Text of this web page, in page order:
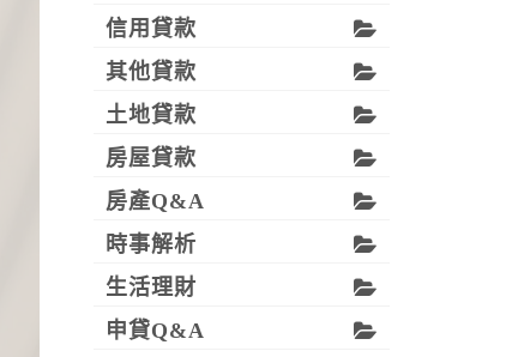
信用貸款
其他貸款
土地貸款
房屋貸款
房產Q&A
時事解析
生活理財
申貸Q&A